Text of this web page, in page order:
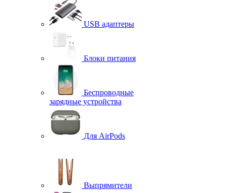
USB адаптеры
Блоки питания
Беспроводные
зарядные устройства
Для AirPods
Выпрямители